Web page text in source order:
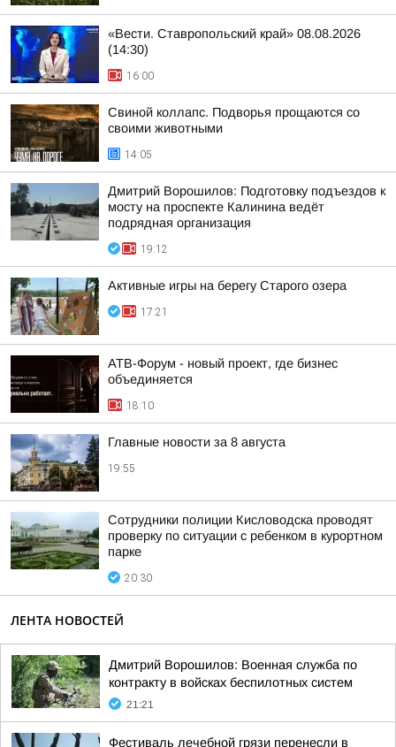
«Вести. Ставропольский край» 08.08.2026
(14:30)
16:00
Свиной коллапс. Подворья прощаются со
своими животными
14:05
Дмитрий Ворошилов: Подготовку подъездов к
мосту на проспекте Калинина ведёт
подрядная организация
19:12
Активные игры на берегу Старого озера
17:21
АТВ-Форум - новый проект, где бизнес
объединяется
18:10
Главные новости за 8 августа
19:55
Сотрудники полиции Кисловодска проводят
проверку по ситуации с ребенком в курортном
парке
20:30
ЛЕНТА НОВОСТЕЙ
Дмитрий Ворошилов: Военная служба по
контракту в войсках беспилотных систем
21:21
Фестиваль лечебной грязи перенесли в